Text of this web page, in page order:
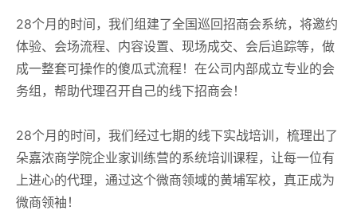
28个月的时间，我们组建了全国巡回招商会系统，将邀约
体验、会场流程、内容设置、现场成交、会后追踪等，做
成一整套可操作的傻瓜式流程！在公司内部成立专业的会
务组，帮助代理召开自己的线下招商会！
28个月的时间，我们经过七期的线下实战培训，梳理出了
朵嘉浓商学院企业家训练营的系统培训课程，让每一位有
上进心的代理，通过这个微商领域的黄埔军校，真正成为
微商领袖！